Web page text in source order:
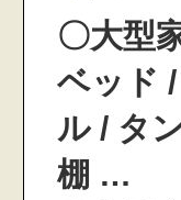
〇大型
ベッド
ル / タ
棚 …